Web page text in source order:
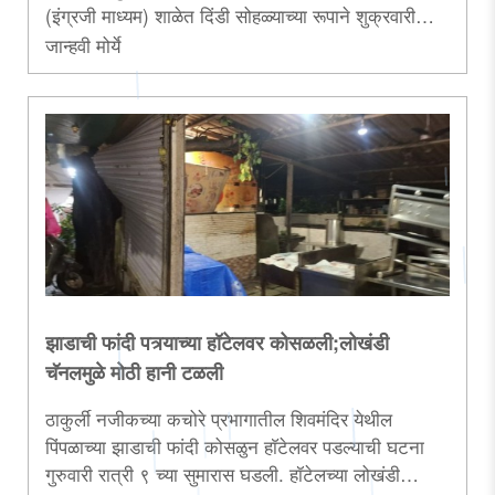
(इंग्रजी माध्यम) शाळेत दिंडी सोहळ्याच्या रूपाने शुक्रवारी
अवघी पंढरीचं अवतरली असल्याचे दिसून आले. निमित्त होते ते
आषाढी एकादशीच्या पूर्वसंध्येला आयोजित करण्यात आलेल्या
दिंडीचे. ( Gyandeep Vidyamandir Palkhi
Procession)..
जान्हवी मोर्ये
झाडाची फांदी पत्र्याच्या हॉटेलवर कोसळली;लोखंडी
चॅनलमुळे मोठी हानी टळली
ठाकुर्ली नजीकच्या कचोरे प्रभागातील शिवमंदिर येथील
पिंपळाच्या झाडाची फांदी कोसळुन हाॅटेलवर पडल्याची घटना
गुरुवारी रात्री ९ च्या सुमारास घडली. हॉटेलच्या लोखंडी